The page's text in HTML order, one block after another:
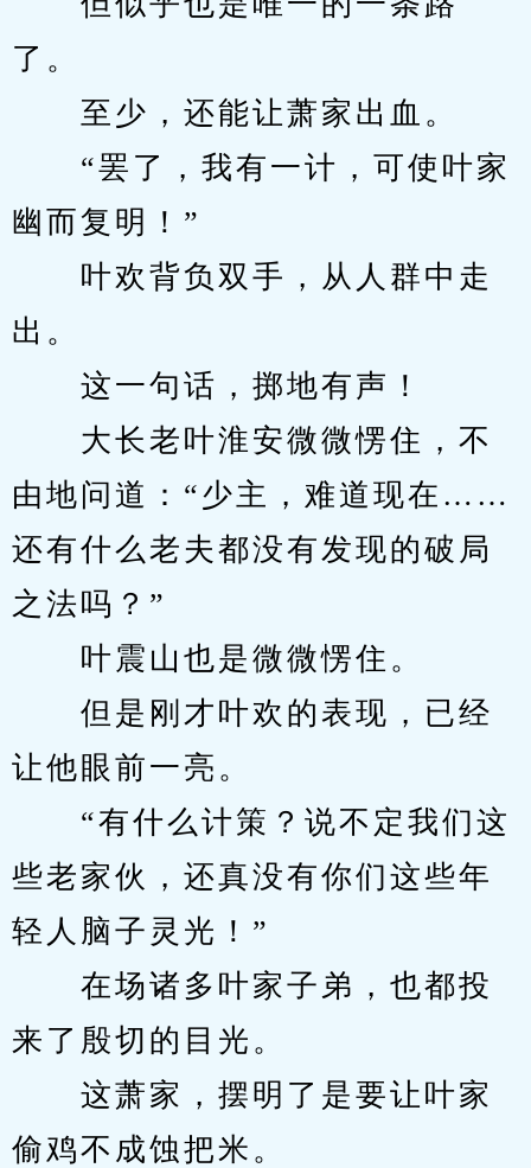
了。
至少，还能让萧家出血。
“罢了，我有一计，可使叶家
幽而复明！”
叶欢背负双手，从人群中走
出。
这一句话，掷地有声！
大长老叶淮安微微愣住，不
由地问道：“少主，难道现在……
还有什么老夫都没有发现的破局
之法吗？”
叶震山也是微微愣住。
但是刚才叶欢的表现，已经
让他眼前一亮。
“有什么计策？说不定我们这
些老家伙，还真没有你们这些年
轻人脑子灵光！”
在场诸多叶家子弟，也都投
来了殷切的目光。
这萧家，摆明了是要让叶家
偷鸡不成蚀把米。